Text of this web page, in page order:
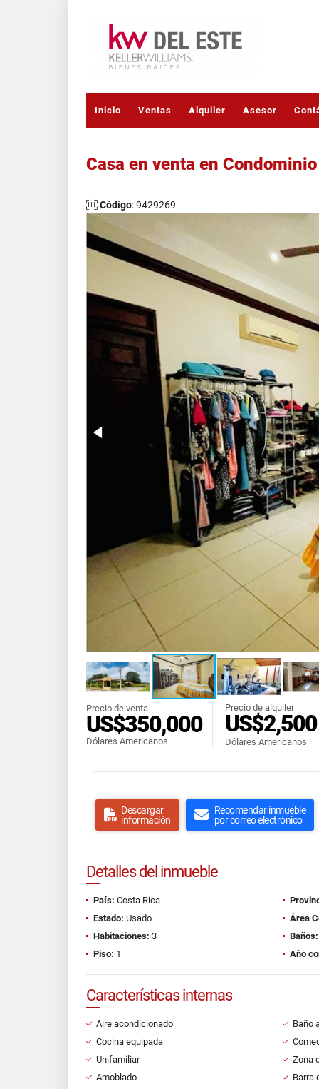
Inicio Ventas Alquiler Asesor
Casa en venta en
Código: 9429269
Precio de venta
US$350,000
Dólares Americanos
Precio de alquiler
US$2,500
Dólares Americanos
Descargar
información
Recomendar inmueble
por correo electrónico
Detalles del inmueble
País: Costa Rica
Estado: Usado Área
Habitaciones: 3 Baños:
Piso: 1 Año
Características internas
Aire acondicionado Baño
Cocina equipada
Unifamiliar
Zona
Amoblado
Barra